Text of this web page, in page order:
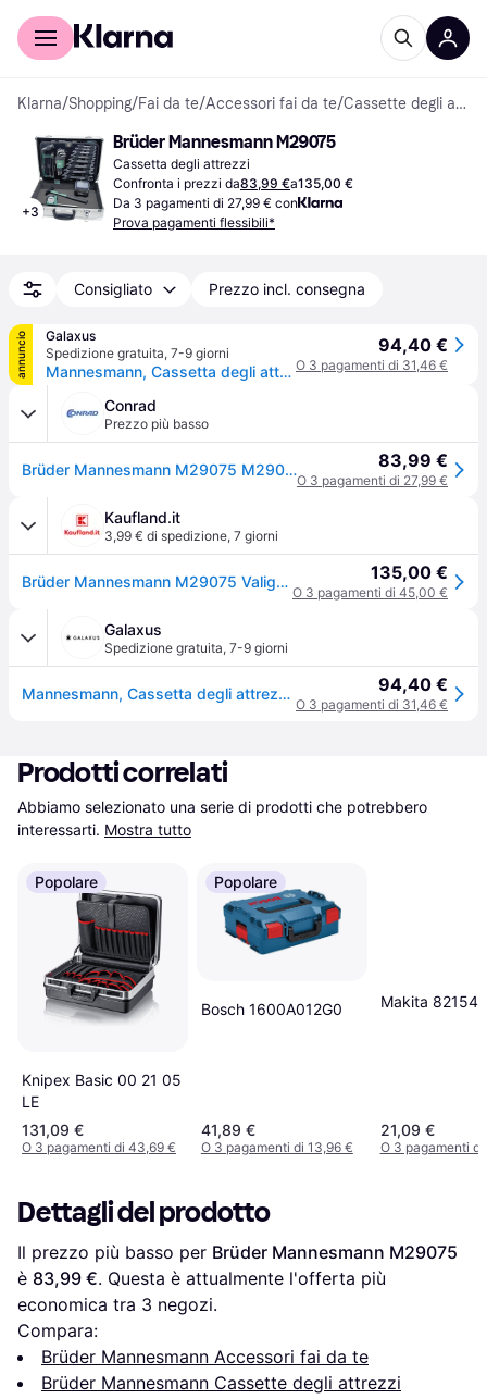
Per il tuo shopping
Klarna/Shopping/Fai da te/Accessori fai da te/ Cassette degli attrezzi
+3
Brüder Mannesmann M29075
Cassetta degli attrezzi
Confronta i prezzi da83,99 €a135,00 €
Da 3 pagamenti di 27,99 € con
Prova pagamenti flessibili*
Consigliato Prezzo incl. consegna
annuncio
Galaxus
Spedizione gratuita, 7-9 giorni
Mannesmann, Cassetta degli attrezzi, Cassetta degli attrezzi
94,40 €
O 3 pagamenti di 31,46 €
Conrad
Prezzo più basso
Brüder Mannesmann M29075 M29075 Tuttofare Valigetta porta utensili con contenuto 108 parti 83,99 €
O 3 pagamenti di 27,99 €
Kaufland.it
3,99 € di spedizione, 7 giorni
Brüder Mannesmann M29075 Valigetta portautensili in alluminio 108 pz. 135,00 €
O 3 pagamenti di 45,00 €
Galaxus
Spedizione gratuita, 7-9 giorni
Mannesmann, Cassetta degli attrezzi, Cassetta degli attrezzi 94,40 €
O 3 pagamenti di 31,46 €
Prodotti correlati
Abbiamo selezionato una serie di prodotti che potrebbero
interessarti. Mostra tutto
Popolare
Knipex Basic 00 21 05
LE
131,09 €
O 3 pagamenti di 43,69 €
Popolare
Bosch 1600A012G0
41,89 €
O 3 pagamenti di 13,96 €
Makita
21,09 €
O 3 pagamenti
Dettagli del prodotto
Il prezzo più basso per Brüder Mannesmann M29075
è 83,99 €. Questa è attualmente l'offerta più
economica tra 3 negozi.
Compara:
Brüder Mannesmann Accessori fai da te
Brüder Mannesmann Cassette degli attrezzi